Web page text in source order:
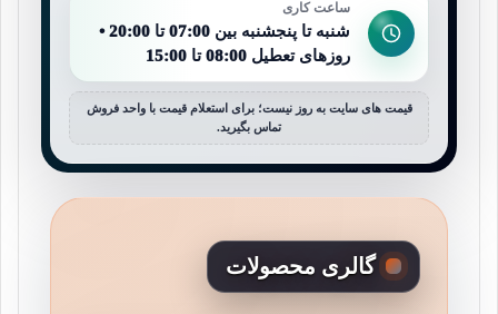
ساعت کاری
شنبه تا پنجشنبه بین 07:00 تا 20:00 •
روزهای تعطیل 08:00 تا 15:00
قیمت های سایت به روز نیست؛ برای استعلام قیمت با واحد فروش
تماس بگیرید.
گالری محصولات